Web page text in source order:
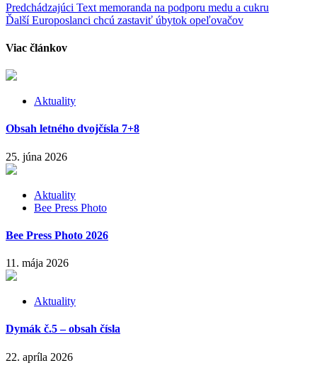
Predchádzajúci Text memoranda na podporu medu a cukru
ĎalšíEuroposlanci chcú zastaviť úbytok opeľovačov
Viac článkov
Aktuality
Obsah letného dvojčísla 7+8
25. júna 2026
Aktuality
Bee Press Photo
Bee Press Photo 2026
11. mája 2026
Aktuality
Dymák č.5 – obsah čísla
22. apríla 2026